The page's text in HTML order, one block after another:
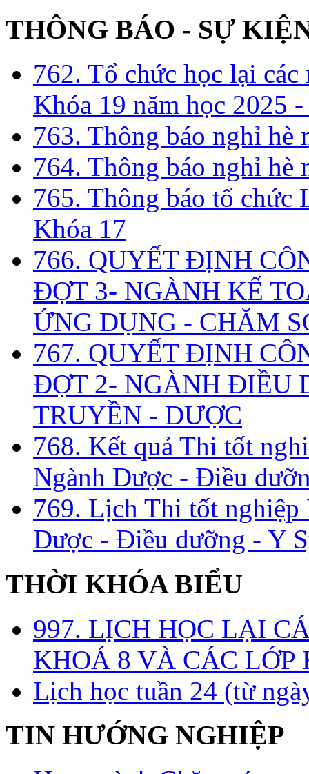
THÔNG BÁO - SỰ
762. Tổ chức học lại
Khóa 19 năm học 2025
763. Thông báo nghỉ hè
764. Thông báo nghỉ hè
765. Thông báo tổ chức
Khóa 17
766. QUYẾT ĐỊNH
ĐỢT 3- NGÀNH KẾ
ỨNG DỤNG - CHĂM
767. QUYẾT ĐỊNH
ĐỢT 2- NGÀNH ĐIỀU
TRUYỀN - DƯỢC
768. Kết quả Thi tốt
Ngành Dược - Điều
769. Lịch Thi tốt
Dược - Điều dưỡng - Y
THỜI KHÓA BIỂU
997. LỊCH HỌC LẠI
KHOÁ 8 VÀ CÁC LỚP
Lịch học tuần 24 (từ
TIN HƯỚNG NGHIỆP